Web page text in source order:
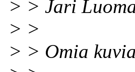
> > Jari
> >
> > Omia